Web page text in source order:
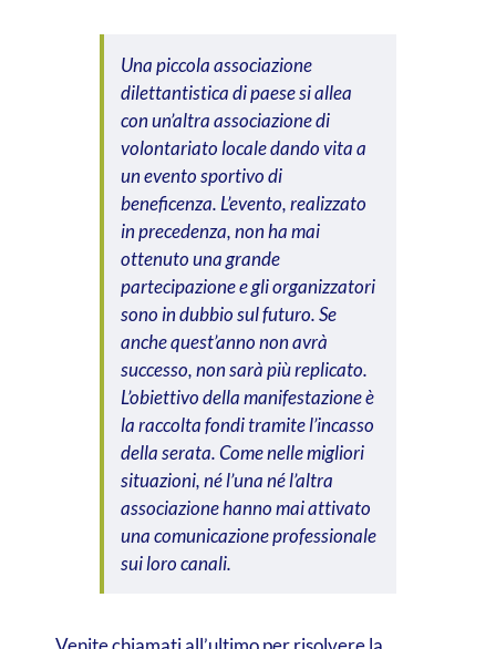
Una piccola associazione
dilettantistica di paese si allea
con un’altra associazione di
volontariato locale dando vita a
un evento sportivo di
beneficenza. L’evento, realizzato
in precedenza, non ha mai
ottenuto una grande
partecipazione e gli organizzatori
sono in dubbio sul futuro. Se
anche quest’anno non avrà
successo, non sarà più replicato.
L’obiettivo della manifestazione è
la raccolta fondi tramite l’incasso
della serata. Come nelle migliori
situazioni, né l’una né l’altra
associazione hanno mai attivato
una comunicazione professionale
sui loro canali.